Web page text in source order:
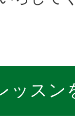
ッスン